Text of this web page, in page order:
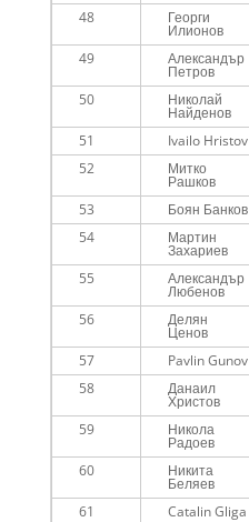
48 Георги
Илионов
49 Александър
Петров
50 Николай
Найденов
51 Ivailo Hristov
52
Митко
Рашков
53 Боян Банков
54
Мартин
Захариев
55 Александър
Любенов
56 Делян
Ценов
57 Pavlin Gunov
58
Данаил
Христов
59 Никола
Радоев
60 Никита
Беляев
61 Catalin Gliga